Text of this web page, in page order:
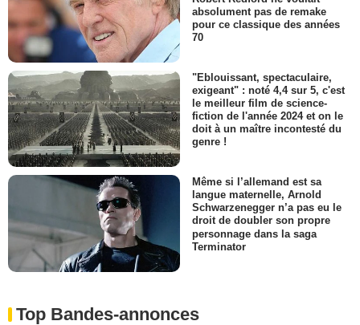
absolument pas de remake
pour ce classique des années
70
"Eblouissant, spectaculaire,
exigeant" : noté 4,4 sur 5, c'est
le meilleur film de science-
fiction de l'année 2024 et on le
doit à un maître incontesté du
genre !
Même si l’allemand est sa
langue maternelle, Arnold
Schwarzenegger n’a pas eu le
droit de doubler son propre
personnage dans la saga
Terminator
Top Bandes-annonces